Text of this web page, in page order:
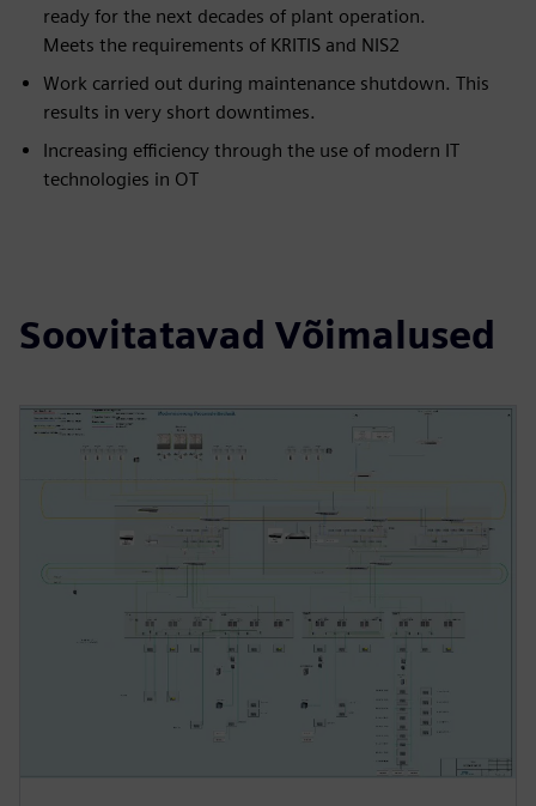
ready for the next decades of plant operation.
Meets the requirements of KRITIS and NIS2
Work carried out during maintenance shutdown. This
results in very short downtimes.
Increasing efficiency through the use of modern IT
technologies in OT
Soovitatavad Võimalused